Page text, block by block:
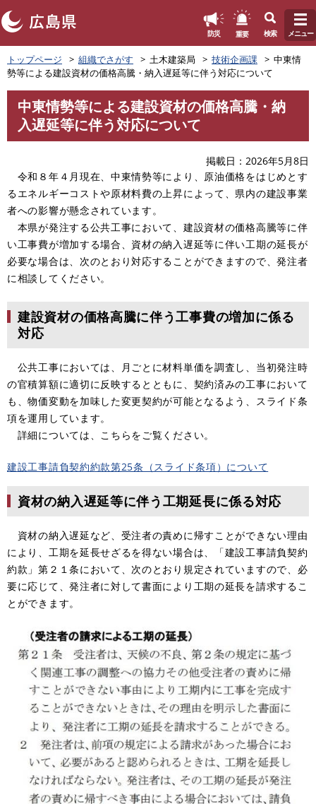
ペ
ー
ジ
の
で
防災 重要 検索 メニュー
トップページ 組織でさがす 土木建築局 技術企画課
中東情
勢等による建設資材の価格高騰・納入遅延等に伴う対応について
中東情勢等による建設資材の価格高騰・納
入遅延等に伴う対応について
掲載日
2026年5月8日
令和８年４月現在、中東情勢等により、原油価格をはじめとす
るエネルギーコストや原材料費の上昇によって、県内の建設事業
者への影響が懸念されています。
本県が発注する公共工事において、建設資材の価格高騰等に伴
い工事費が増加する場合、資材の納入遅延等に伴い工期の延長が
必要な場合は、次のとおり対応することができますので、発注者
に相談してください。
建設資材の価格高騰に伴う工事費の増加に係る
対応
公共工事においては、月ごとに材料単価を調査し、当初発注時
の官積算額に適切に反映するとともに、契約済みの工事において
も、物価変動を加味した変更契約が可能となるよう、スライド条
項を運用しています。
詳細については、こちらをご覧ください。
建設工事請負契約約款第25条（スライド条項）について
資材の納入遅延等に伴う工期延長に係る対応
資材の納入遅延など、受注者の責めに帰すことができない理由
により、工期を延長せざるを得ない場合は、「建設工事請負契約
約款」第２１条において、次のとおり規定されていますので、必
要に応じて、発注者に対して書面により工期の延長を請求するこ
とができます。